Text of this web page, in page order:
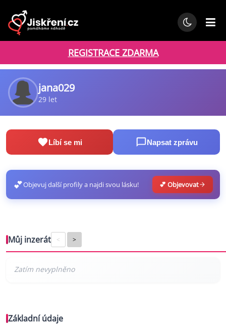
REGISTRACE ZDARMA
jana029
29 let
Líbí se mi Napsat zprávu
💕Objevuj další profily a najdi svou lásku! 💕 Objevovat
Můj inzerát < >
Základní údaje